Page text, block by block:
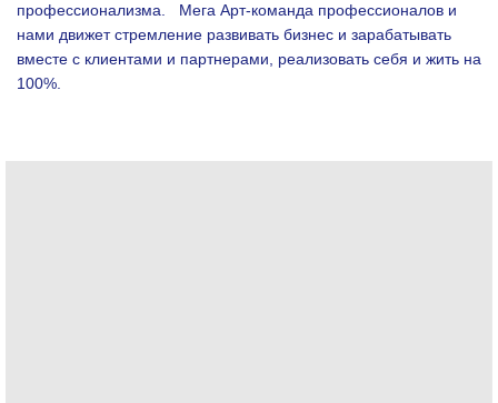
профессионализма. Мега Арт-команда профессионалов и
нами движет стремление развивать бизнес и зарабатывать
вместе с клиентами и партнерами, реализовать себя и жить на
100%.